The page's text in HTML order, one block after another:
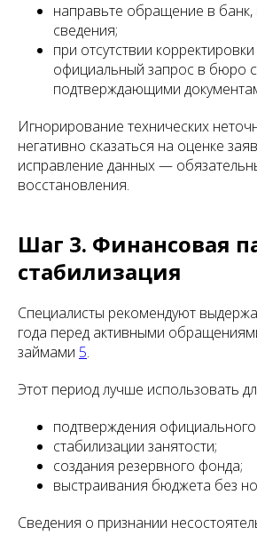
направьте обращение в
сведения;
при отсутствии
официальный запрос в бюро с
подтверждающими
Игнорирование технических
негативно сказаться на оценке
исправление данных —
восстановления.
Шаг 3. Финансовая
стабилизация
Специалисты рекомендуют
года перед активными
займами 5.
Этот период лучше использовать
подтверждения
стабилизации занятости;
создания резервного фонда;
выстраивания бюджета без
Сведения о признании